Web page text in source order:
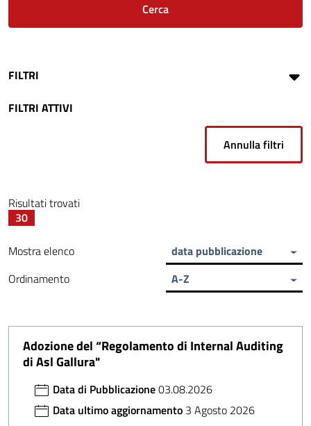
Cerca
FILTRI
FILTRI ATTIVI
Annulla filtri
Risultati trovati
30
Mostra elenco
data pubblicazione
Ordinamento
A-Z
Adozione del “Regolamento di Internal Auditing
di Asl Gallura"
Data di Pubblicazione03.08.2026
Data ultimo aggiornamento 3 Agosto 2026